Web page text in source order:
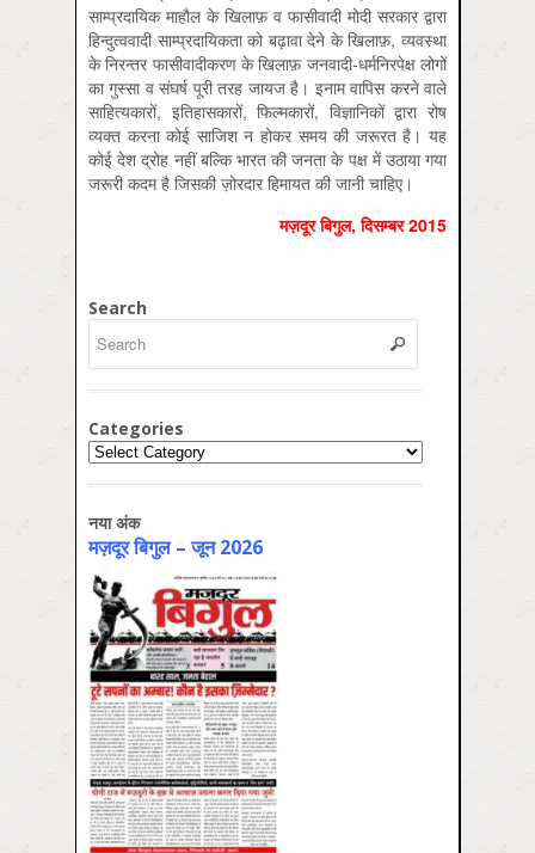
साम्प्रदायिक माहौल के खिलाफ़ व फासीवादी मोदी सरकार द्वारा
हिन्दुत्ववादी साम्प्रदायिकता को बढ़ावा देने के खिलाफ़, व्यवस्था
के निरन्तर फासीवादीकरण के खिलाफ़ जनवादी-धर्मनिरपेक्ष लोगों
का गुस्सा व संघर्ष पूरी तरह जायज है। इनाम वापिस करने वाले
साहित्यकारों, इतिहासकारों, फिल्मकारों, विज्ञानिकों द्वारा रोष
व्यक्त करना कोई साजिश न होकर समय की जरूरत है। यह
कोई देश द्रोह नहीं बल्कि भारत की जनता के पक्ष में उठाया गया
जरूरी कदम है जिसकी ज़ोरदार हिमायत की जानी चाहिए।
मज़दूर बिगुल,दिसम्‍बर2015
Search
Categories
Categories
नया अंक
मज़दूर बिगुल – जून 2026